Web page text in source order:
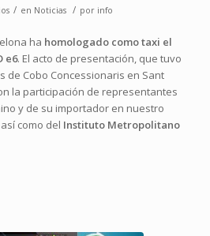
/ en Noticias / por info
ha homologado como taxi el
e6. El acto de presentación, que tuvo
de Cobo Concessionaris en Sant
la participación de representantes
y de su importador en nuestro
como del Instituto Metropolitano